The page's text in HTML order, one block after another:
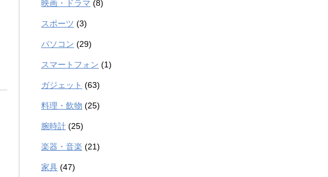
映画・ドラマ (8)
スポーツ (3)
パソコン (29)
スマートフォン (1)
ガジェット (63)
料理・飲物 (25)
腕時計 (25)
楽器・音楽 (21)
家具 (47)